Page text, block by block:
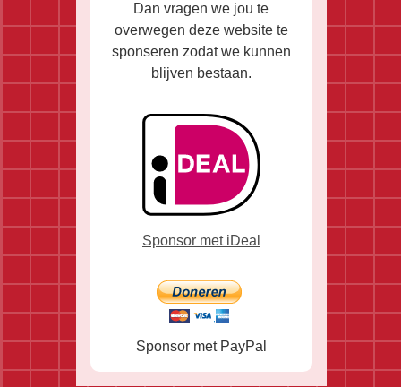
Dan vragen we jou te
overwegen deze website te
sponseren zodat we kunnen
blijven bestaan.
Sponsor met iDeal
Sponsor met PayPal